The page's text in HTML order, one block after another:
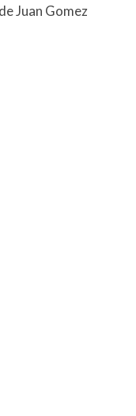
Juan Gomez